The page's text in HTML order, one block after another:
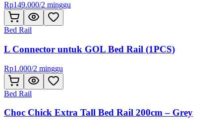
Rp149.000/2 minggu
Bed Rail
L Connector untuk GOL Bed Rail (1PCS)
Rp1.000/2 minggu
Bed Rail
Choc Chick Extra Tall Bed Rail 200cm – Grey